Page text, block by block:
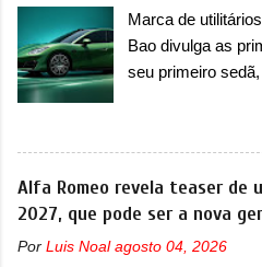
“protótipo
para "div...
No caso do
com ano/modelo
de 2024, e a
2024. Já no caso
versões também.
ano/modelo 2024
entre setembro de
versão 43 AMG
Marca de
Bao divulga as
seu primeiro
como uma
Fang Cheng Bao
voltada a
uma pegada mais
muito bem com o
5 e Bao 8, além do
Alfa Romeo revela teaser de
2027, que pode ser a nova
Por Luis Noal agosto 04, 2026